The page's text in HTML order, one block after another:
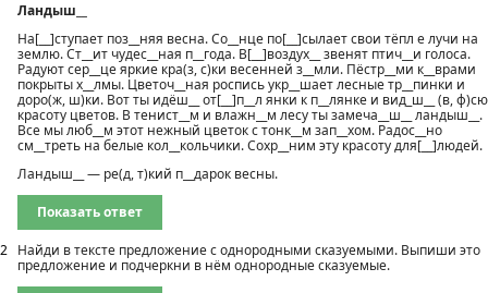
Ландыш__
На[__]ступает поз__няя весна. Со__нце по[__]сылает свои тёпл е лучи на
землю. Ст__ит чудес__ная п__года. В[__]воздух__ звенят птич__и голоса.
Радуют сер__це яркие кра(з, с)ки весенней з__мли. Пёстр__ми к__врами
покрыты х__лмы. Цветоч__ная роспись укр__шает лесные тр__пинки и
доро(ж, ш)ки. Вот ты идёш__ от[__]п__л янки к п__лянке и вид_ш__ (в, ф)сю
красоту цветов. В тенист__м и влажн__м лесу ты замеча__ш__ ландыш__.
Все мы люб__м этот нежный цветок с тонк__м зап__хом. Радос__но
см__треть на белые кол__кольчики. Сохр__ним эту красоту для[__]людей.
Ландыш__ — ре(д, т)кий п__дарок весны.
Показать ответ
2
Найди в тексте предложение с однородными сказуемыми. Выпиши это
предложение и подчеркни в нём однородные сказуемые.